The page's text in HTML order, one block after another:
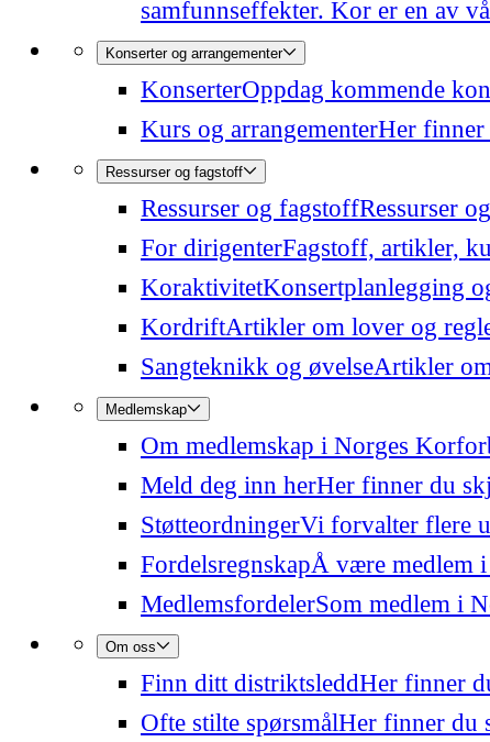
samfunnseffekter. Kor er en av
Konserter og arrangementer
KonserterOppdag kommende
Kurs og arrangementerHer finner
Ressurser og fagstoff
Ressurser og fagstoffRessurser
For dirigenterFagstoff, artikler,
KoraktivitetKonsertplanlegging
KordriftArtikler om lover og
Sangteknikk og øvelseArtikler
Medlemskap
Om medlemskap i Norges
Meld deg inn herHer finner du
StøtteordningerVi forvalter flere
FordelsregnskapÅ være medlem
MedlemsfordelerSom medlem i
Om oss
Finn ditt distriktsleddHer finner
Ofte stilte spørsmålHer finner du